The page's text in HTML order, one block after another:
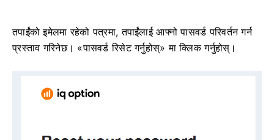
तपाईंको इमेलमा रहेको पत्रमा, तपाईंलाई आफ्नो पासवर्ड परिवर्तन गर्न
प्रस्ताव गरिनेछ। «पासवर्ड रिसेट गर्नुहोस्» मा क्लिक गर्नुहोस्।